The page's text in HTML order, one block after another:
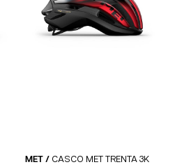
MET / CASCO MET TRENTA 3K